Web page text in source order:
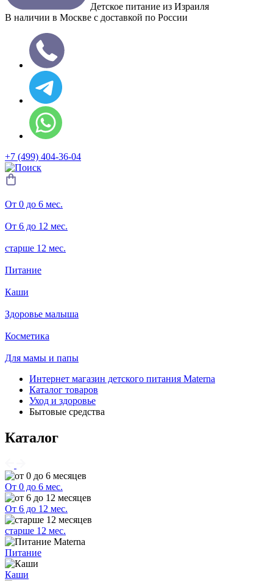
Детское питание из Израиля
В наличии в Москве с доставкой по России
+7 (499) 404-36-04
От 0 до 6 мес.
От 6 до 12 мес.
старше 12 мес.
Питание
Каши
Здоровье малыша
Косметика
Для мамы и папы
Интернет магазин детского питания Materna
Каталог товаров
Уход и здоровье
Бытовые средства
Каталог
От 0 до 6 мес.
От 6 до 12 мес.
старше 12 мес.
Питание
Каши